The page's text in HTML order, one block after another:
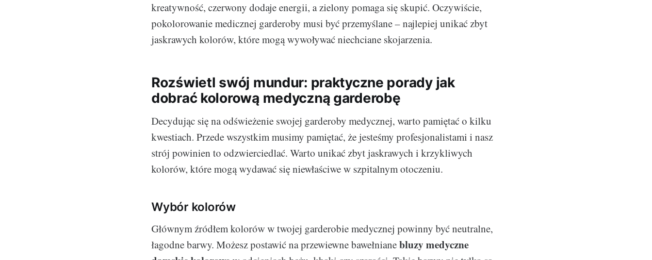
kreatywność, czerwony dodaje energii, a zielony pomaga się skupić. Oczywiście,
pokolorowanie medicznej garderoby musi być przemyślane – najlepiej unikać zbyt
jaskrawych kolorów, które mogą wywoływać niechciane skojarzenia.
Rozświetl swój mundur: praktyczne porady jak
dobrać kolorową medyczną garderobę
Decydując się na odświeżenie swojej garderoby medycznej, warto pamiętać o kilku
kwestiach. Przede wszystkim musimy pamiętać, że jesteśmy profesjonalistami i nasz
strój powinien to odzwierciedlać. Warto unikać zbyt jaskrawych i krzykliwych
kolorów, które mogą wydawać się niewłaściwe w szpitalnym otoczeniu.
Wybór kolorów
Głównym źródłem kolorów w twojej garderobie medycznej powinny być neutralne,
łagodne barwy. Możesz postawić na przewiewne bawełnianebluzy medyczne